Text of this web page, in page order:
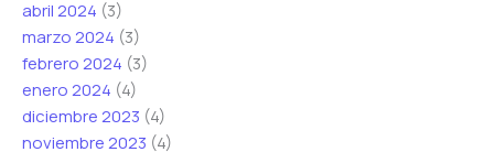
abril 2024 (3)
marzo 2024 (3)
febrero 2024 (3)
enero 2024 (4)
diciembre 2023 (4)
noviembre 2023 (4)